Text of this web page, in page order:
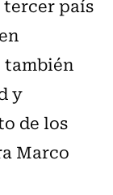
tercer país
también
y
de los
Marco